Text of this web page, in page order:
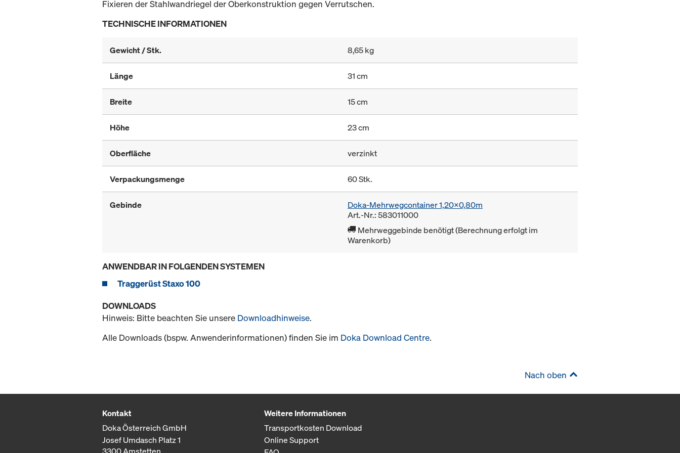
Fixieren der Stahlwandriegel der Oberkonstruktion gegen Verrutschen.
TECHNISCHE INFORMATIONEN
Gewicht / Stk. 8,65 kg
Länge 31 cm
Breite 15 cm
Höhe 23 cm
Oberfläche verzinkt
Verpackungsmenge 60 Stk.
Gebinde
Doka-Mehrwegcontainer 1,20x0,80m
Art.-Nr.: 583011000
Mehrweggebinde benötigt (Berechnung erfolgt im
Warenkorb)
ANWENDBAR IN FOLGENDEN SYSTEMEN
Traggerüst Staxo 100
DOWNLOADS
Hinweis: Bitte beachten Sie unsere Downloadhinweise.
Alle Downloads (bspw. Anwenderinformationen) finden Sie im Doka Download Centre.
Nach oben
Kontakt
Doka Österreich GmbH
Josef Umdasch Platz 1
Weitere Informationen
Transportkosten Download
Online Support